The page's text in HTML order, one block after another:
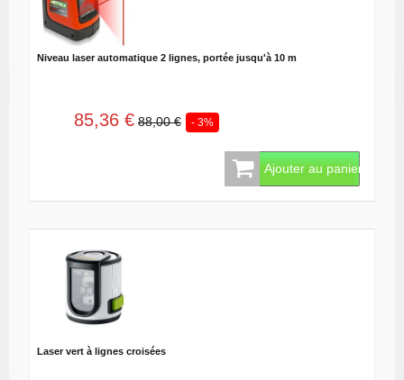
Niveau laser automatique 2 lignes, portée jusqu'à 10 m
85,36 € 88,00 € - 3%
Ajouter au panier
Laser vert à lignes croisées